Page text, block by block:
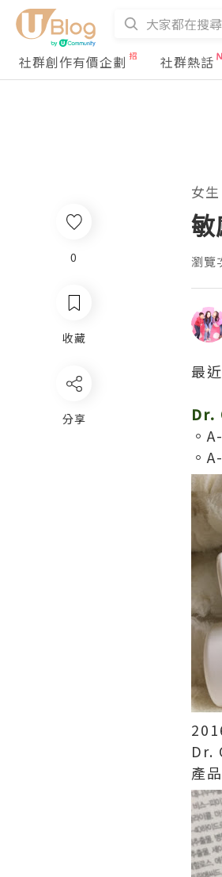
社群創作有價企劃 社群熱話
0
收藏
分享
女生
瀏覽
最
Dr.
。
。
Dr.
產